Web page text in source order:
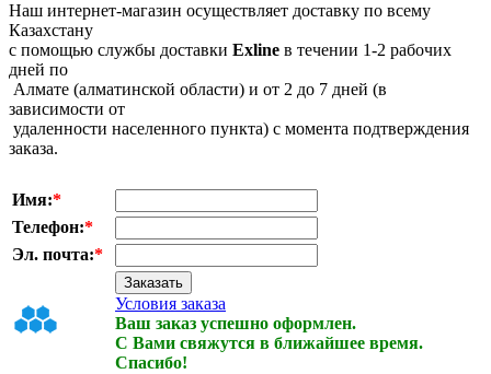
Наш интернет-магазин осуществляет доставку по всему
Казахстану
с помощью службы доставки Exline в течении 1-2 рабочих
дней по
Алмате (алматинской области) и от 2 до 7 дней (в
зависимости от
удаленности населенного пункта) с момента подтверждения
заказа.
Имя:*
Телефон:*
Эл. почта:*
Условия заказа
Ваш заказ успешно оформлен.
С Вами свяжутся в ближайшее время.
Спасибо!